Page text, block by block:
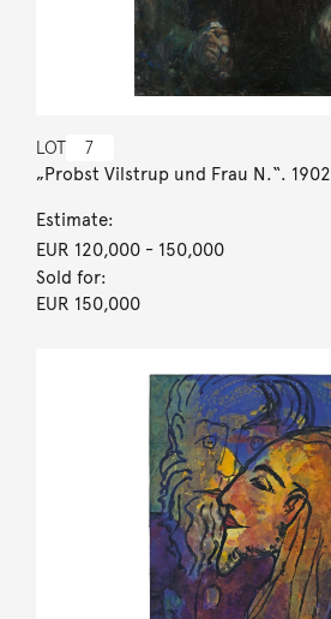
LOT 7
„Probst Vilstrup und Frau N.“. 1902
Estimate:
EUR 120,000- 150,000
Sold for:
EUR 150,000